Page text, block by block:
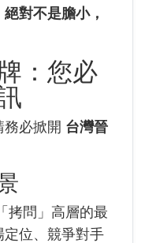
絕對不是膽小，
：您必
必掀開 台灣晉
拷問」高層的最
位、競爭對手